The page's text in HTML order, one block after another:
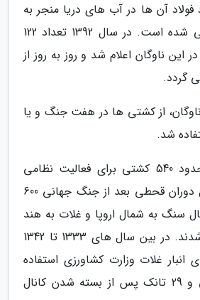
آن ها در آب های دریا منجر به
آلودگی های شیمیایی شده است. در سال 1392 تعداد 122
این ناوگان اعلام شد و روز به روز از
گردد.
از کشتی ها در هفت جنگ و یا
شد.
در طول جنگ کره حدود 540 کشتی برای فعالیت نظامی
استفاده شد. در طول دوران قحطی بعد از جنگ جهانی 600
سنگ به شمال اروپا و غلات به هند
مورد استفاده نهاده شدند. در بین سال های 1333 تا 1342
برای انبار غلات وزارت کشاورزی استفاده
شدند. از 223 کشتی و 29 تانک پس از بسته شدن کانال